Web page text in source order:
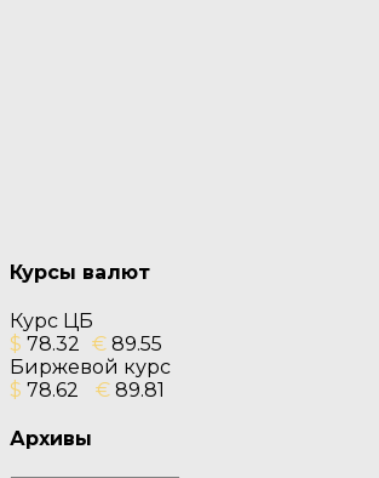
Курсы валют
Курс ЦБ
$ 78.32 € 89.55
Биржевой курс
$ 78.62 € 89.81
Архивы